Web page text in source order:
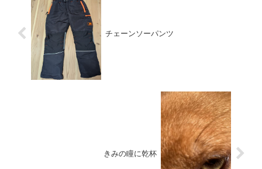
チェーンソーパンツ
きみの瞳に乾杯